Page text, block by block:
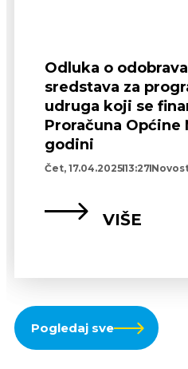
Odluka o
sredstava za
udruga koji se
Proračuna Općine
godini
Čet, 17.04.202513:27
VIŠE
Pogledaj sve